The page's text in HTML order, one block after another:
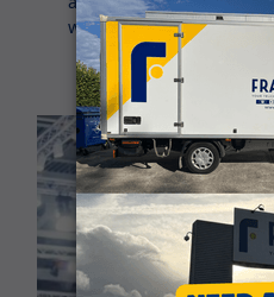
wanneer het noodlot